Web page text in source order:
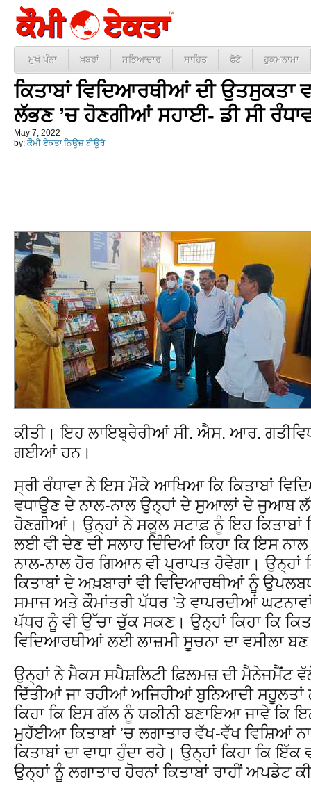
ਮੁਖੱ ਪੰਨਾ ਖ਼ਬਰਾਂ ਸਭਿਆਚਾਰ ਸਾਹਿਤ ਫੋਟੋ ਹੁਕਮਨਾਮਾ
ਕਿਤਾਬਾਂ ਵਿਦਿਆਰਥੀਆਂ ਦੀ
ਲੱਭਣ ’ਚ ਹੋਣਗੀਆਂ ਸਹਾਈ- ਡੀ ਸੀ
May 7, 2022
by: ਕੌਮੀ ਏਕਤਾ ਨਿਊਜ਼ ਬੀਊਰੋ
ਕੀਤੀ। ਇਹ ਲਾਇਬ੍ਰੇਰੀਆਂ ਸੀ. ਐਸ. ਆਰ.
ਗਈਆਂ ਹਨ।
ਸ੍ਰੀ ਰੰਧਾਵਾ ਨੇ ਇਸ ਮੌਕੇ ਆਖਿਆ ਕਿ ਕਿਤਾਬਾਂ
ਵਧਾਉਣ ਦੇ ਨਾਲ-ਨਾਲ ਉਨ੍ਹਾਂ ਦੇ ਸੁਆਲਾਂ ਦੇ ਜੁਆਬ
ਹੋਣਗੀਆਂ। ਉਨ੍ਹਾਂ ਨੇ ਸਕੂਲ ਸਟਾਫ਼ ਨੂੰ ਇਹ ਕਿਤਾਬਾਂ
ਲਈ ਵੀ ਦੇਣ ਦੀ ਸਲਾਹ ਦਿੰਦਿਆਂ ਕਿਹਾ ਕਿ ਇਸ
ਨਾਲ-ਨਾਲ ਹੋਰ ਗਿਆਨ ਵੀ ਪ੍ਰਾਪਤ ਹੋਵੇਗਾ। ਉਨ੍ਹਾਂ
ਕਿਤਾਬਾਂ ਦੇ ਅਖ਼ਬਾਰਾਂ ਵੀ ਵਿਦਿਆਰਥੀਆਂ ਨੂੰ
ਸਮਾਜ ਅਤੇ ਕੌਮਾਂਤਰੀ ਪੱਧਰ ’ਤੇ ਵਾਪਰਦੀਆਂ
ਪੱਧਰ ਨੂੰ ਵੀ ਉੱਚਾ ਚੁੱਕ ਸਕਣ। ਉਨ੍ਹਾਂ ਕਿਹਾ ਕਿ
ਵਿਦਿਆਰਥੀਆਂ ਲਈ ਲਾਜ਼ਮੀ ਸੂਚਨਾ ਦਾ ਵਸੀਲਾ
ਉਨ੍ਹਾਂ ਨੇ ਮੈਕਸ ਸਪੈਸ਼ਲਿਟੀ ਫ਼ਿਲਮਜ਼ ਦੀ ਮੈਨੇਜਮੈਂਟ
ਦਿੱਤੀਆਂ ਜਾ ਰਹੀਆਂ ਅਜਿਹੀਆਂ ਬੁਨਿਆਦੀ
ਕਿਹਾ ਕਿ ਇਸ ਗੱਲ ਨੂੰ ਯਕੀਨੀ ਬਣਾਇਆ ਜਾਵੇ ਕਿ
ਮੁਹੱਈਆ ਕਿਤਾਬਾਂ ’ਚ ਲਗਾਤਾਰ ਵੱਖ-ਵੱਖ ਵਿਸ਼ਿਆਂ
ਕਿਤਾਬਾਂ ਦਾ ਵਾਧਾ ਹੁੰਦਾ ਰਹੇ। ਉਨ੍ਹਾਂ ਕਿਹਾ ਕਿ
ਉਨ੍ਹਾਂ ਨੂੰ ਲਗਾਤਾਰ ਹੋਰਨਾਂ ਕਿਤਾਬਾਂ ਰਾਹੀਂ ਅਪਡੇਟ